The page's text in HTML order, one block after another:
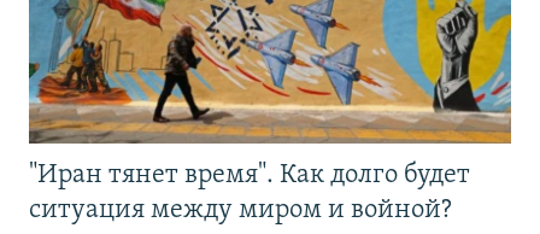
"Иран тянет время". Как долго будет
ситуация между миром и войной?